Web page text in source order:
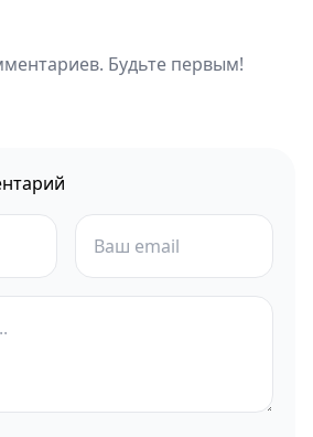
Будьте первым!